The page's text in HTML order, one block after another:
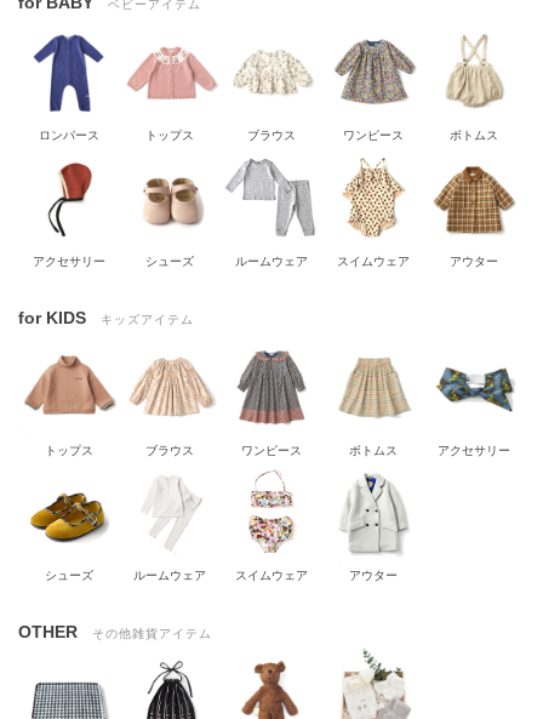
ベビーアイテム
ロンパース トップス ブラウス ワンピース ボトムス
アクセサリー シューズ ルームウェア スイムウェア アウター
for KIDS キッズアイテム
トップス ブラウス ワンピース ボトムス アクセサリー
シューズ ルームウェア スイムウェア アウター
OTHER その他雑貨アイテム